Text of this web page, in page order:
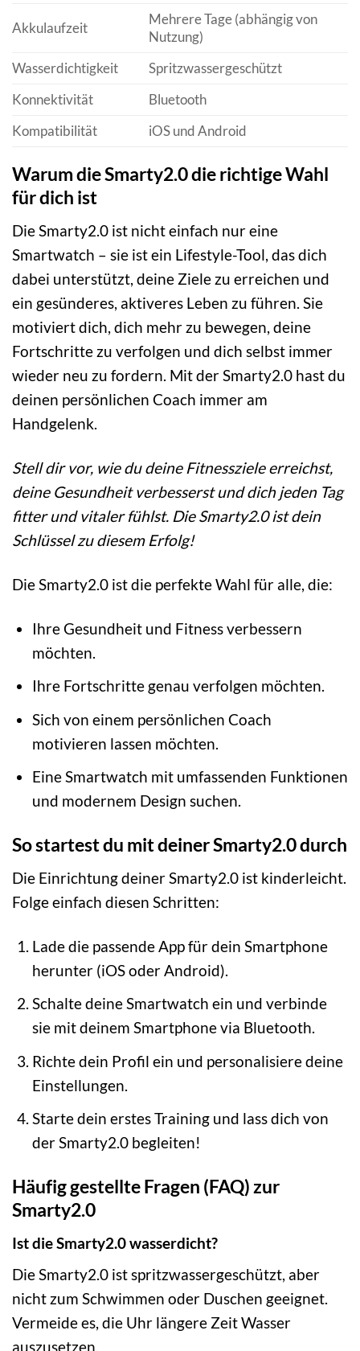
Akkulaufzeit
Mehrere Tage (abhängig von
Nutzung)
Wasserdichtigkeit
Spritzwassergeschützt
Konnektivität
Bluetooth
Kompatibilität
iOS und Android
Warum die Smarty2.0 die richtige Wahl
für dich ist
Die Smarty2.0 ist nicht einfach nur eine
Smartwatch – sie ist ein Lifestyle-Tool, das dich
dabei unterstützt, deine Ziele zu erreichen und
ein gesünderes, aktiveres Leben zu führen. Sie
motiviert dich, dich mehr zu bewegen, deine
Fortschritte zu verfolgen und dich selbst immer
wieder neu zu fordern. Mit der Smarty2.0 hast du
deinen persönlichen Coach immer am
Handgelenk.
Stell dir vor, wie du deine Fitnessziele erreichst,
deine Gesundheit verbesserst und dich jeden Tag
fitter und vitaler fühlst. Die Smarty2.0 ist dein
Schlüssel zu diesem Erfolg!
Die Smarty2.0 ist die perfekte Wahl für alle, die:
Ihre Gesundheit und Fitness verbessern
möchten.
Ihre Fortschritte genau verfolgen möchten.
Sich von einem persönlichen Coach
motivieren lassen möchten.
Eine Smartwatch mit umfassenden Funktionen
und modernem Design suchen.
So startest du mit deiner Smarty2.0 durch
Die Einrichtung deiner Smarty2.0 ist kinderleicht.
Folge einfach diesen Schritten:
Lade die passende App für dein Smartphone
herunter (iOS oder Android).
Schalte deine Smartwatch ein und verbinde
sie mit deinem Smartphone via Bluetooth.
Richte dein Profil ein und personalisiere deine
Einstellungen.
Starte dein erstes Training und lass dich von
der Smarty2.0 begleiten!
Häufig gestellte Fragen (FAQ) zur
Smarty2.0
Ist die Smarty2.0 wasserdicht?
Die Smarty2.0 ist spritzwassergeschützt, aber
nicht zum Schwimmen oder Duschen geeignet.
Vermeide es, die Uhr längere Zeit Wasser
auszusetzen.